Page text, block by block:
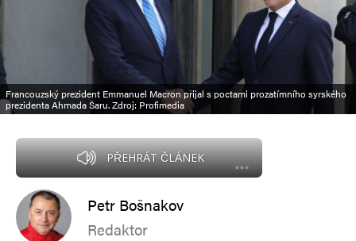
Francouzský prezident Emmanuel Macron přijal s poctami prozatímního syrského
prezidenta Ahmada Šaru. Zdroj: Profimedia
PŘEHRÁT ČLÁNEK
Petr Bošnakov
Redaktor